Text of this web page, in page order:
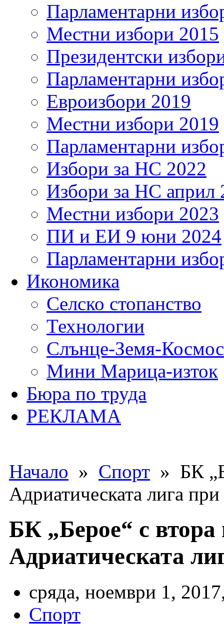
Парламентарни
Местни избори 2015
Президентски
Парламентарни
Евроизбори 2019
Местни избори 2019
Парламентарни
Избори за НС 2022
Избори за НС април
Местни избори 2023
ПИ и ЕИ 9 юни 2024
Парламентарни
Икономика
Селско стопанство
Технологии
Слънце-Земя-Космос
Мини Марица-изток
Бюра по труда
РЕКЛАМА
Начало » Спорт » БК
Адриатическата лига
БК „Берое“ с втора
Адриатическата
сряда, ноември 1,
Спорт